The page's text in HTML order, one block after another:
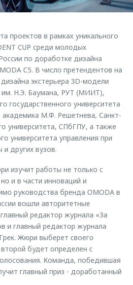
проектов в рамках уникального
CUP среди молодых
по доработке дизайна
C5. В число претендентов на
экстерьера 3D-модели
Н.Э. Баумана, РУТ (МИИТ),
государственного университета
академика М.Ф. Решетнева, Санкт-
университета, СПбГПУ, а также
университета управления при
других вузов.
изучит работы не только с
и в части инноваций и
руководства бренда OMODA в
вошли авторитетные
редактор журнала «За
и главный редактор журнала
Жюри выберет своего
будет определен с
Команда, победившая
главный приз - доработанный